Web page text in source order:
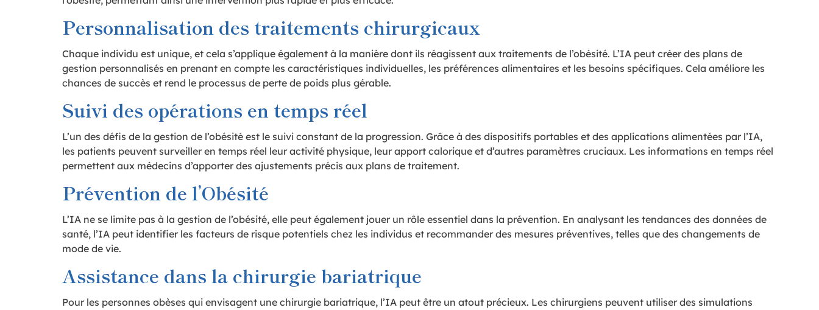
Personnalisation des traitements chirurgicaux
Chaque individu est unique, et cela s’applique également à la manière dont ils réagissent aux traitements de l’obésité. L’IA peut créer des plans de
gestion personnalisés en prenant en compte les caractéristiques individuelles, les préférences alimentaires et les besoins spécifiques. Cela améliore les
chances de succès et rend le processus de perte de poids plus gérable.
Suivi des opérations en temps réel
L’un des défis de la gestion de l’obésité est le suivi constant de la progression. Grâce à des dispositifs portables et des applications alimentées par l’IA,
les patients peuvent surveiller en temps réel leur activité physique, leur apport calorique et d’autres paramètres cruciaux. Les informations en temps réel
permettent aux médecins d’apporter des ajustements précis aux plans de traitement.
Prévention de l’Obésité
L’IA ne se limite pas à la gestion de l’obésité, elle peut également jouer un rôle essentiel dans la prévention. En analysant les tendances des données de
santé, l’IA peut identifier les facteurs de risque potentiels chez les individus et recommander des mesures préventives, telles que des changements de
mode de vie.
Assistance dans la chirurgie bariatrique
Pour les personnes obèses qui envisagent une chirurgie bariatrique, l’IA peut être un atout précieux. Les chirurgiens peuvent utiliser des simulations